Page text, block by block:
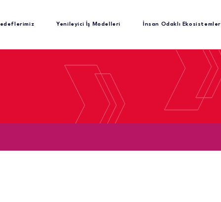
Yenileyici İş Modelleri İnsan Odaklı Ekosistemler